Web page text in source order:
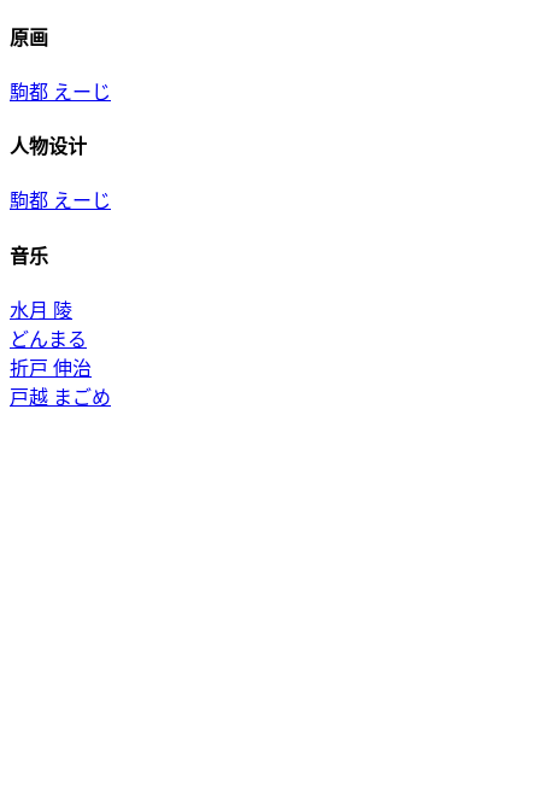
原画
駒都 えーじ
人物设计
駒都 えーじ
音乐
水月 陵
どんまる
折戸 伸治
戸越 まごめ